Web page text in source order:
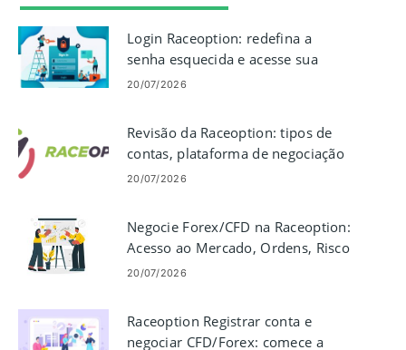
Login Raceoption: redefina a
senha esquecida e acesse sua
conta
20/07/2026
Revisão da Raceoption: tipos de
contas, plataforma de negociação
e taxas
20/07/2026
Negocie Forex/CFD na Raceoption:
Acesso ao Mercado, Ordens, Risco
20/07/2026
Raceoption Registrar conta e
negociar CFD/Forex: comece a